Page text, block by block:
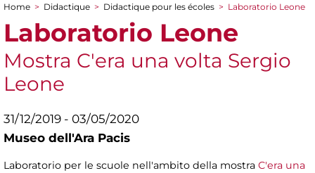
You are here
Home > Didactique > Didactique pour les écoles > Laboratorio Leone
Laboratorio Leone
Mostra C'era una volta Sergio
Leone
31/12/2019 - 03/05/2020
Museo dell'Ara Pacis
Laboratorio per le scuole nell'ambito della mostra C'era una